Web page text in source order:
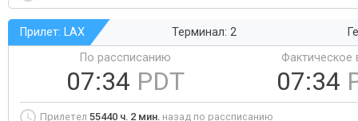
Прилет: LAX Терминал: 2
По рассписанию
07:34 PDT
Фактическое
07:34
Прилетел 55440 ч. 2 мин. назад по рассписанию